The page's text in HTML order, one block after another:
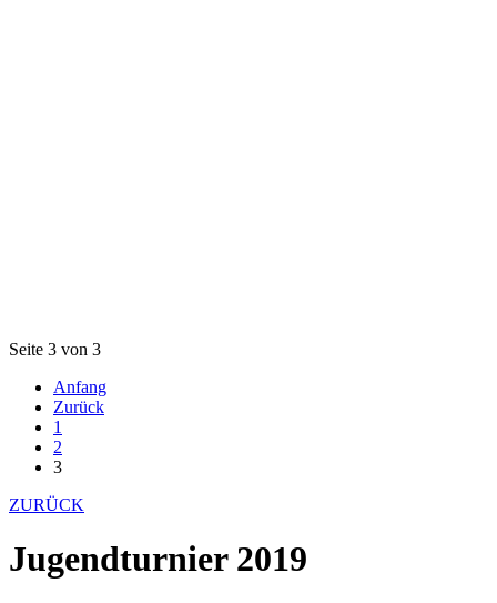
Seite 3 von 3
Anfang
Zurück
1
2
3
ZURÜCK
Jugendturnier 2019